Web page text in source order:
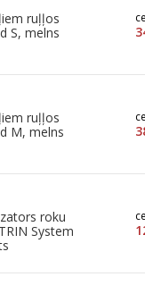
ruļļos
S, melns
ruļļos
M, melns
roku
System